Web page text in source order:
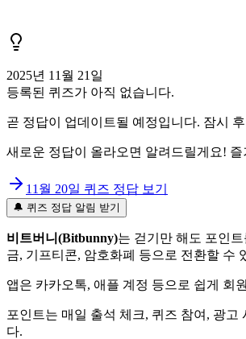
2025년 11월 21일
등록된 퀴즈가 아직 없습니다.
곧 정답이 업데이트될 예정입니다. 잠시
새로운 정답이 올라오면 알려드릴게요!
11월 20일 퀴즈 정답 보기
🔔 퀴즈 정답 알림 받기
비트버니(Bitbunny)는 걷기만 해도 포인
금, 기프티콘, 암호화폐 등으로 전환할 수
앱은 카카오톡, 애플 계정 등으로 쉽게 회
포인트는 매일 출석 체크, 퀴즈 참여, 광고
다.